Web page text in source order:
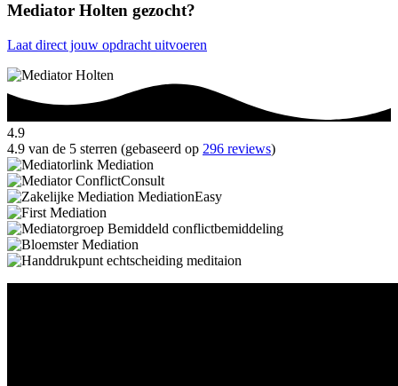
Mediator Holten gezocht?
Laat direct jouw opdracht uitvoeren
4.9
4.9 van de 5 sterren (gebaseerd op 296 reviews)